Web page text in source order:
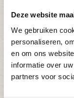
Deze website
We gebruiken
personaliseren,
en om ons
informatie over
partners voor
ruimte met
De ruimte is
zijn voor een